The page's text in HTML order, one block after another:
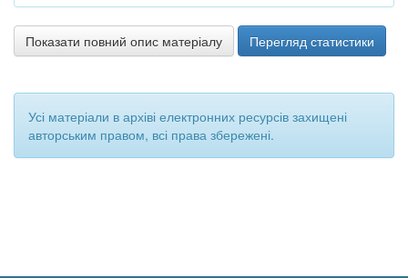
Показати повний опис матеріалу Перегляд статистики
Усі матеріали в архіві електронних ресурсів захищені
авторським правом, всі права збережені.